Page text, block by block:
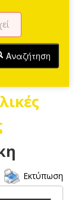
Αναζήτηση
Εκτύπωση